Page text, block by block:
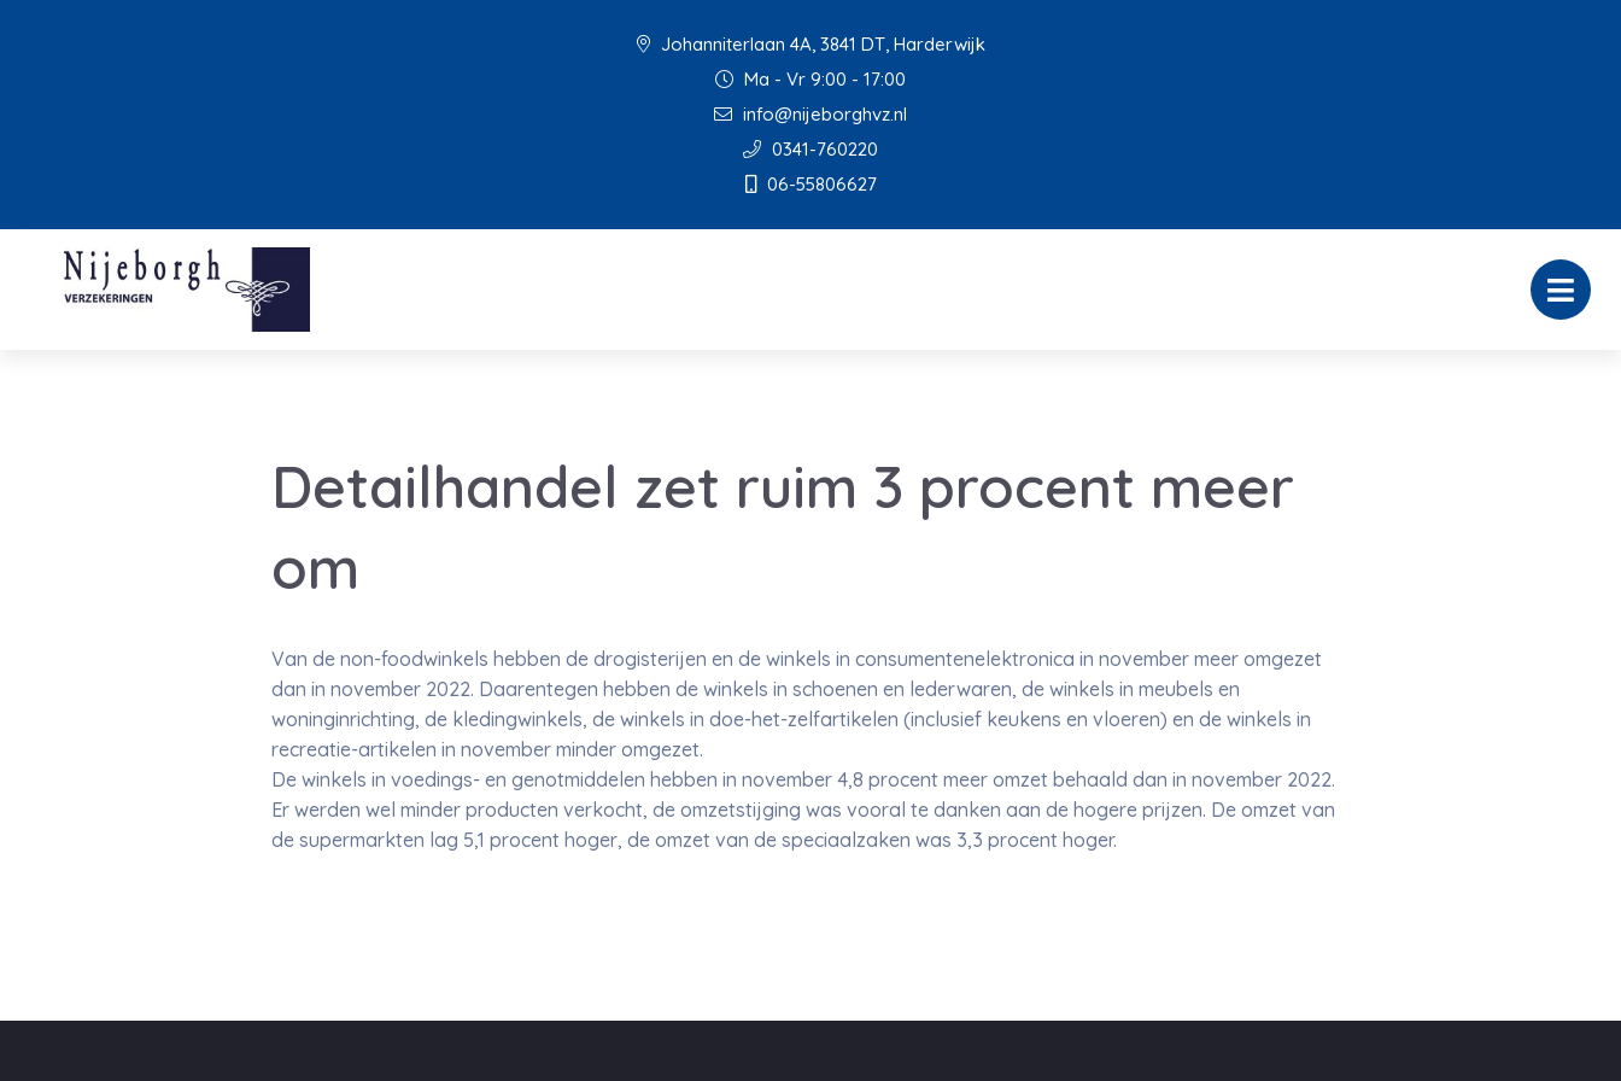
Johanniterlaan 4A, 3841 DT, Harderwijk
Ma - Vr 9:00 - 17:00
info@nijeborghvz.nl
0341-760220
06-55806627
Detailhandel zet ruim 3 procent meer
om
Van de non-foodwinkels hebben de drogisterijen en de winkels in consumentenelektronica in november meer omgezet
dan in november 2022. Daarentegen hebben de winkels in schoenen en lederwaren, de winkels in meubels en
woninginrichting, de kledingwinkels, de winkels in doe-het-zelfartikelen (inclusief keukens en vloeren) en de winkels in
recreatie-artikelen in november minder omgezet.
De winkels in voedings- en genotmiddelen hebben in november 4,8 procent meer omzet behaald dan in november 2022.
Er werden wel minder producten verkocht, de omzetstijging was vooral te danken aan de hogere prijzen. De omzet van
de supermarkten lag 5,1 procent hoger, de omzet van de speciaalzaken was 3,3 procent hoger.